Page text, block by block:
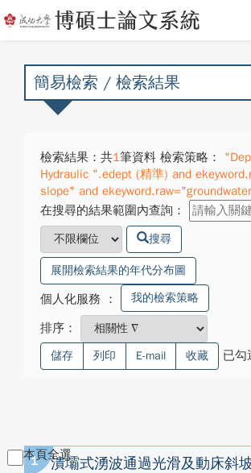
簡易檢索 / 檢索結果
檢索結果：共1筆資料 檢索策略：
Hydraulic ".edept (精準) and
slope" and
在搜尋的結果範圍內查詢：
搜尋
展開檢索結果的年代分布圖
個人化服務 ： 我的檢索策略
排序：
儲存 列印 E-mail 收藏 已勾
本頁全選
1 潰壩式湧波通過光滑及動床斜